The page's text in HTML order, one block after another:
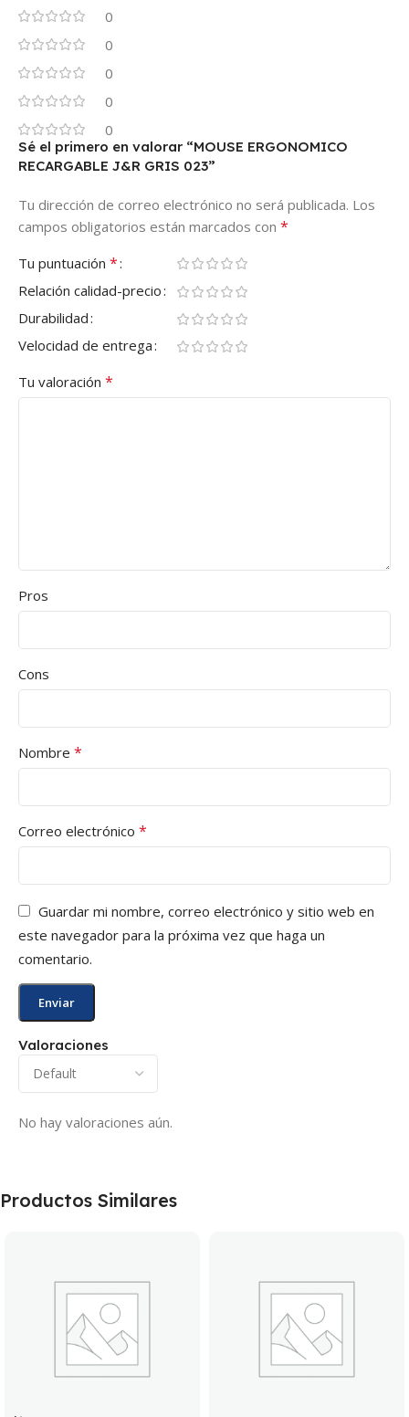
0
0
0
0
0
Valoraciones
No hay valoraciones aún.
Sé el primero en valorar “MOUSE ERGONOMICO
RECARGABLE J&R GRIS 023”
Tu dirección de correo electrónico no será publicada. Los
campos obligatorios están marcados con *
Tu puntuación *
Relación calidad-precio
Durabilidad
Velocidad de entrega
Tu valoración *
Pros
Cons
Nombre *
Correo electrónico *
Guardar mi nombre, correo electrónico y sitio web en
este navegador para la próxima vez que haga un
comentario.
Productos Similares